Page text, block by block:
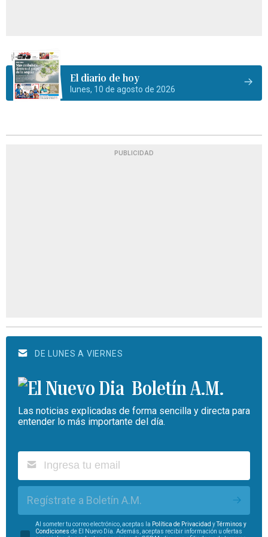
El diario de hoy
lunes, 10 de agosto de 2026
PUBLICIDAD
DE LUNES A VIERNES
Boletín A.M.
Las noticias explicadas de forma sencilla y directa para
entender lo más importante del día.
Regístrate a Boletín A.M.
Al someter tu correo electrónico, aceptas la Política de Privacidad yTérminos y
Condiciones de El Nuevo Día. Además, aceptas recibir información u ofertas